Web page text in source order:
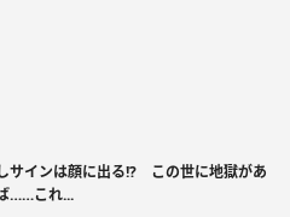
サインは顔に出る!? この世に地獄があ
……これ...